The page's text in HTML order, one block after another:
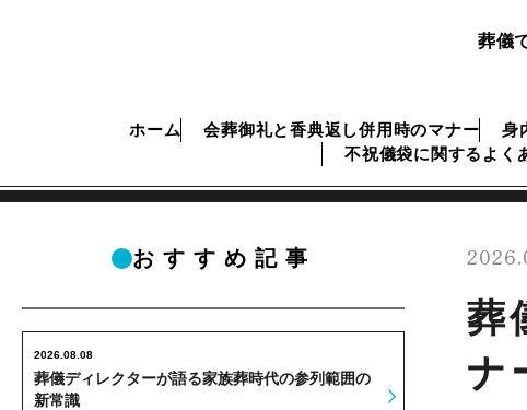
葬儀
ホーム 会葬御礼と香典返し併用時のマナー 身
不祝儀袋に関するよく
葬
ナ
おすすめ記事
葬儀ディレクターが語る家族葬時代の参列範囲の
新常識
2026.08.08